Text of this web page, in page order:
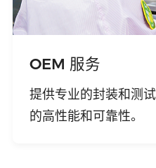
OEM 服务
提供专业的封装和测
的高性能和可靠性。